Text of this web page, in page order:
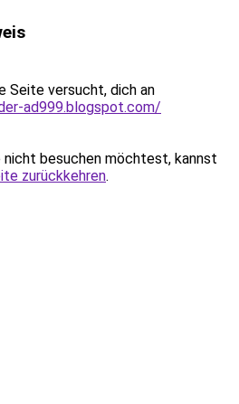
Seite versucht, dich an
ad999.blogspot.com/
nicht besuchen möchtest, kannst
zurückkehren.